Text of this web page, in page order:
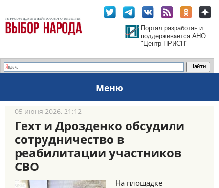
Портал разработан и
поддерживается АНО
"Центр ПРИСП"
Меню
05 июня 2026, 21:12
Гехт и Дрозденко обсудили
сотрудничество в
реабилитации участников
СВО
На площадке